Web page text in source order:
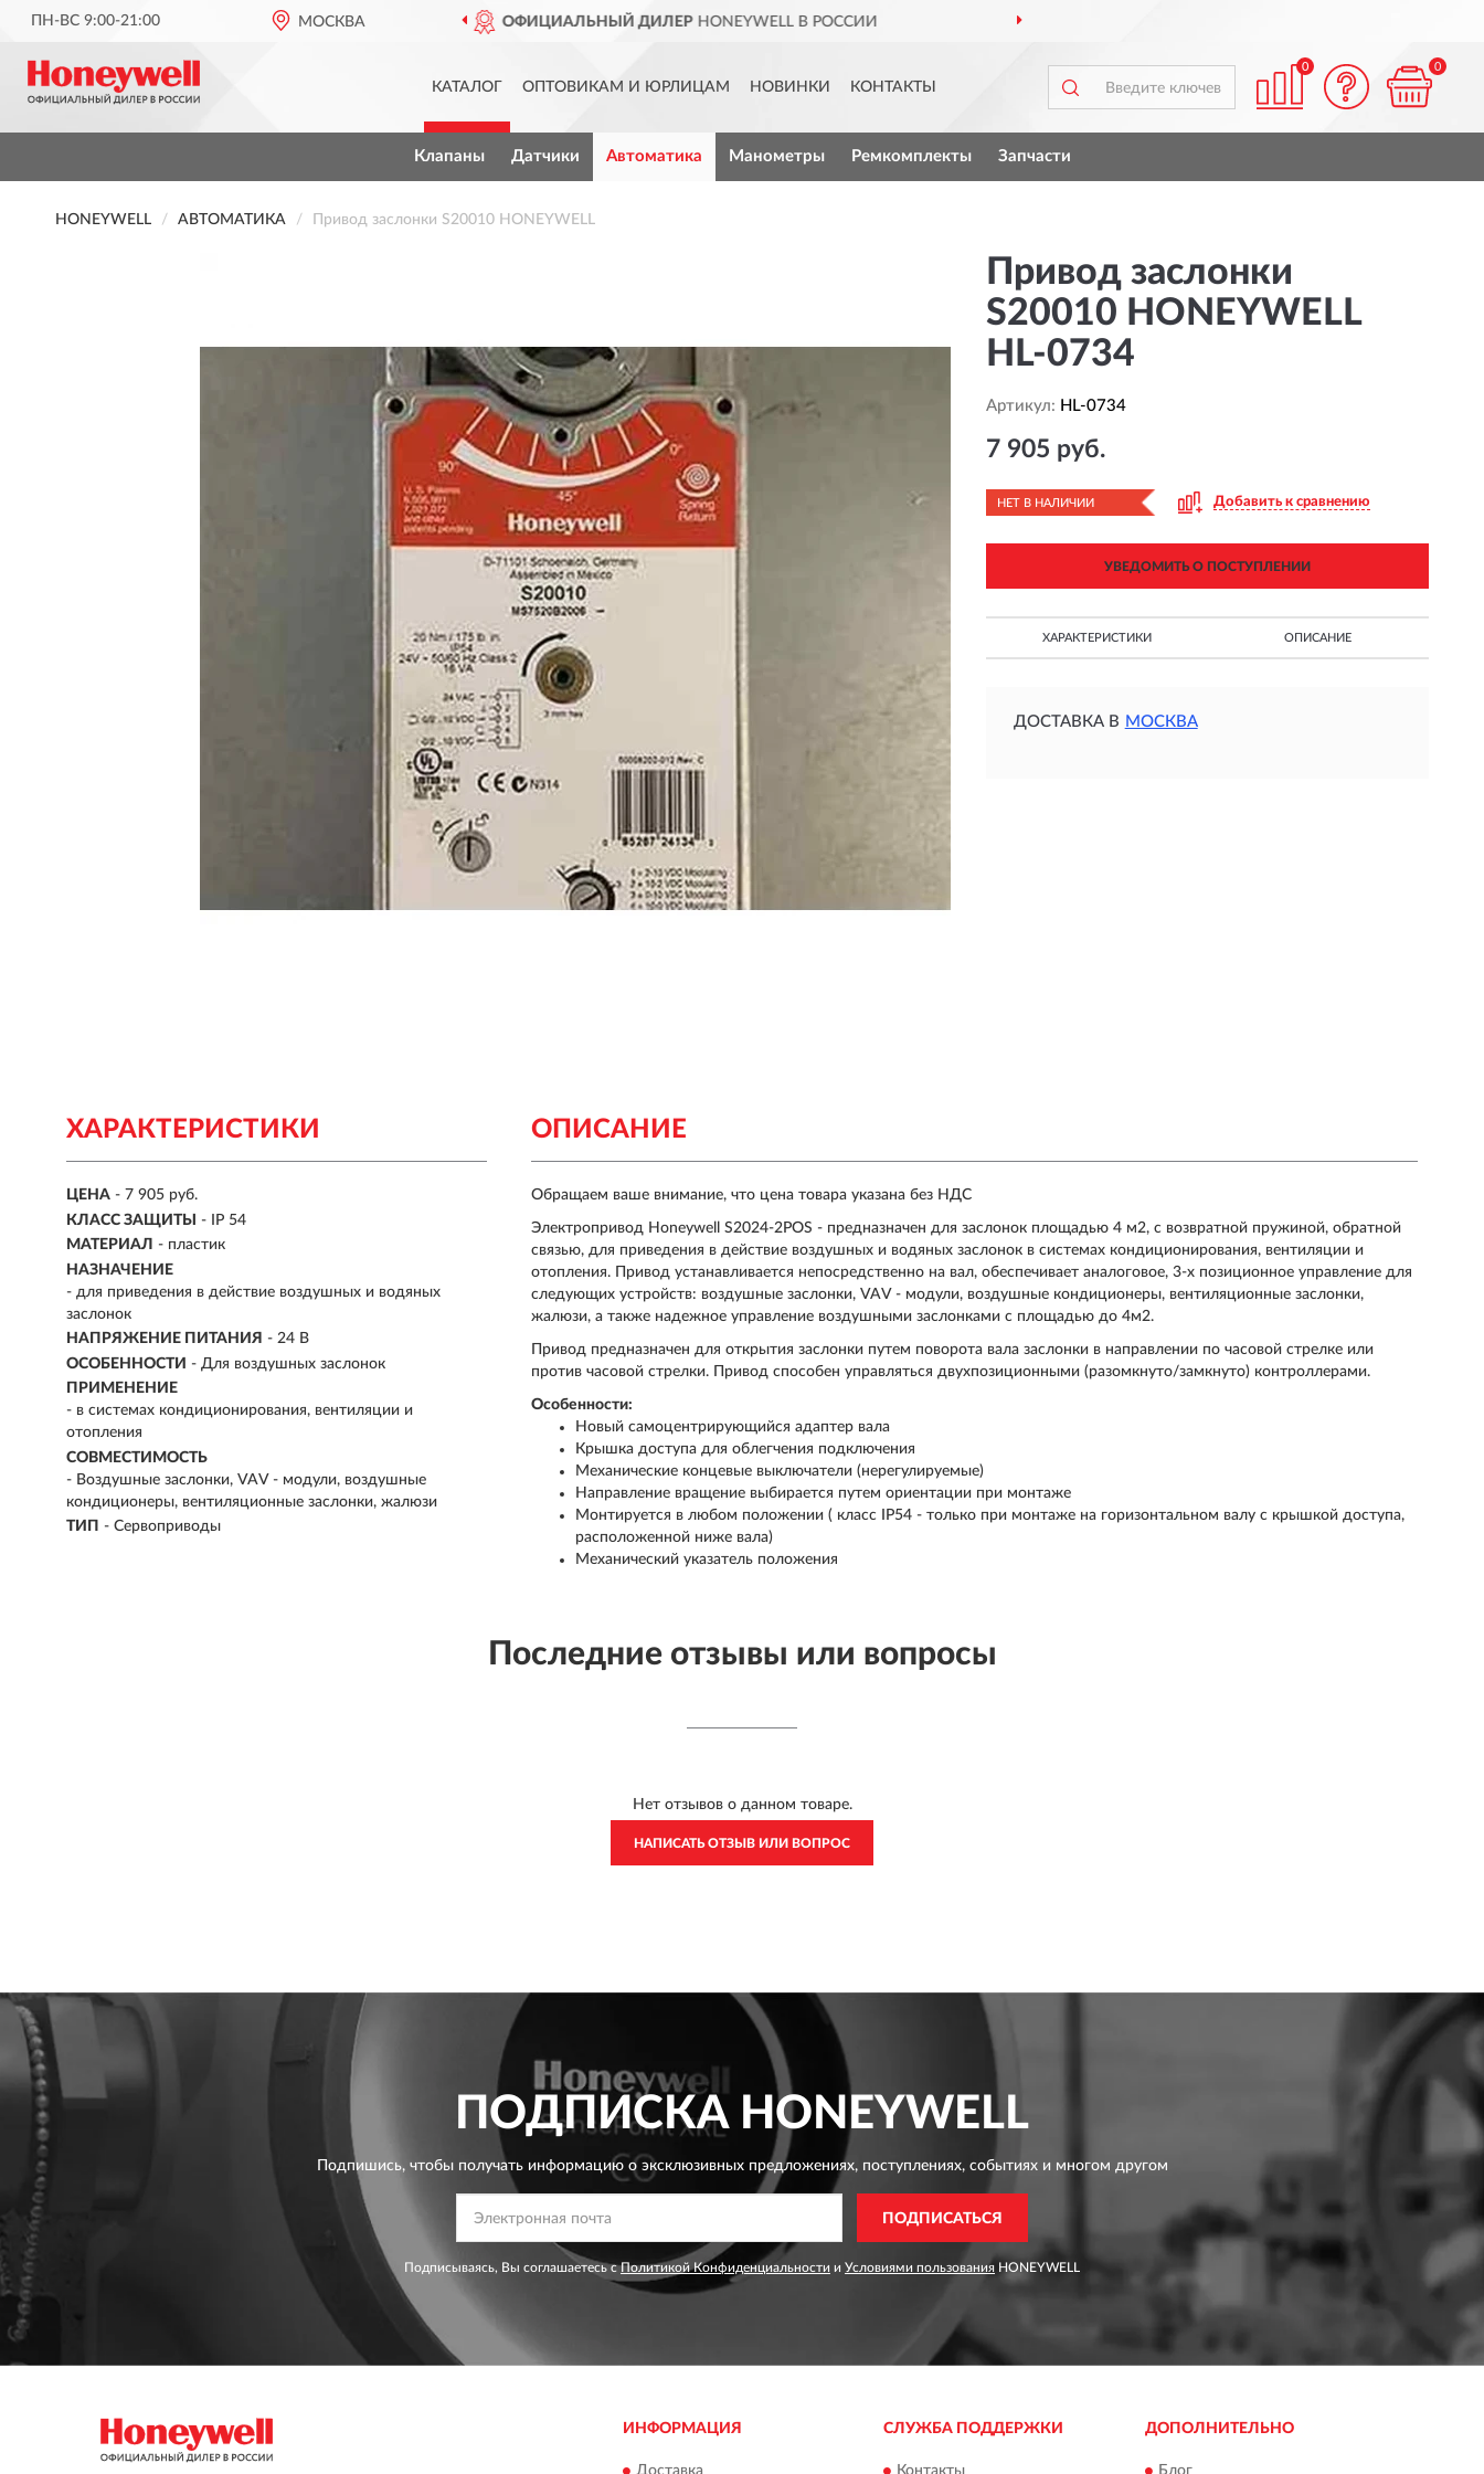
ПН-ВС 9:00-21:00 МОСКВА
ОФИЦИАЛЬНЫЙ ДИЛЕР HONEYWELL В РОССИИ ДОСТАВИМ ПО ВСЕЙ РОССИИ
КАТАЛОГ ОПТОВИКАМ И ЮРЛИЦАМ НОВИНКИ КОНТАКТЫ
0 0
Клапаны Датчики Автоматика Манометры Ремкомплекты Запчасти
HONEYWELL АВТОМАТИКА Привод заслонки S20010 HONEYWELL
Привод заслонки
S20010 HONEYWELL
HL-0734
Артикул: HL-0734
7 905 руб.
НЕТ В НАЛИЧИИ Добавить к сравнению
УВЕДОМИТЬ О ПОСТУПЛЕНИИ
ХАРАКТЕРИСТИКИ ОПИСАНИЕ
ДОСТАВКА В МОСКВА
ХАРАКТЕРИСТИКИ
ЦЕНА - 7 905 руб.
КЛАСС ЗАЩИТЫ
- IP 54
МАТЕРИАЛ - пластик
НАЗНАЧЕНИЕ
- для приведения в действие воздушных и водяных
заслонок
НАПРЯЖЕНИЕ ПИТАНИЯ - 24 В
ОСОБЕННОСТИ - Для воздушных заслонок
ПРИМЕНЕНИЕ
- в системах кондиционирования, вентиляции и
отопления
СОВМЕСТИМОСТЬ
- Воздушные заслонки, VAV - модули, воздушные
кондиционеры, вентиляционные заслонки, жалюзи
ТИП - Сервоприводы
ОПИСАНИЕ
Обращаем ваше внимание, что цена товара указана без НДС
Электропривод Honeywell S2024-2POS - предназначен для заслонок площадью 4 м2, с возвратной пружиной, обратной
связью, для приведения в действие воздушных и водяных заслонок в системах кондиционирования, вентиляции и
отопления. Привод устанавливается непосредственно на вал, обеспечивает аналоговое, 3-х позиционное управление для
следующих устройств: воздушные заслонки, VAV - модули, воздушные кондиционеры, вентиляционные заслонки,
жалюзи, а также надежное управление воздушными заслонками с площадью до 4м2.
Привод предназначен для открытия заслонки путем поворота вала заслонки в направлении по часовой стрелке или
против часовой стрелки. Привод способен управляться двухпозиционными (разомкнуто/замкнуто) контроллерами.
Особенности:
Новый самоцентрирующийся адаптер вала
Крышка доступа для облегчения подключения
Механические концевые выключатели (нерегулируемые)
Направление вращение выбирается путем ориентации при монтаже
Монтируется в любом положении ( класс IP54 - только при монтаже на горизонтальном валу с крышкой доступа,
расположенной ниже вала)
Механический указатель положения
Последние отзывы или вопросы
Нет отзывов о данном товаре.
НАПИСАТЬ ОТЗЫВ ИЛИ ВОПРОС
ПОДПИСКАHONEYWELL
Подпишись, чтобы получать информацию о эксклюзивных предложениях,поступлениях, событиях и многом другом
ПОДПИСАТЬСЯ
Подписываясь, Вы соглашаетесь сПолитикой Конфиденциальности и Условиями пользования HONEYWELL
ИНФОРМАЦИЯ СЛУЖБА ПОДДЕРЖКИ ДОПОЛНИТЕЛЬНО